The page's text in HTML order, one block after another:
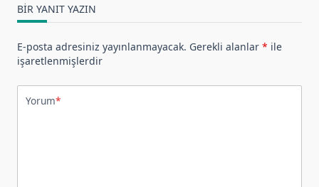
BIR YANIT YAZIN
E-posta adresiniz yayınlanmayacak. Gerekli alanlar * ile
işaretlenmişlerdir
Yorum*